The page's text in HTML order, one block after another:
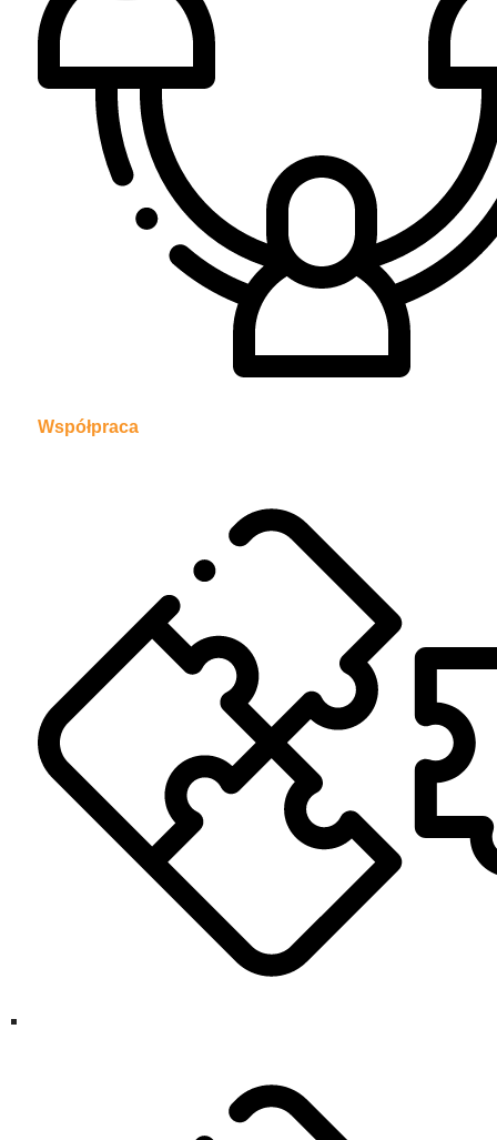
Współpraca